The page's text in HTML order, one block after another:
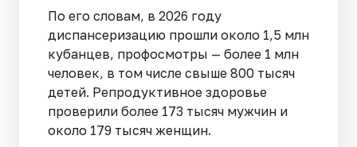
По его словам, в 2026 году
диспансеризацию прошли около 1,5 млн
кубанцев, профосмотры — более 1 млн
человек, в том числе свыше 800 тысяч
детей. Репродуктивное здоровье
проверили более 173 тысяч мужчин и
около 179 тысяч женщин.